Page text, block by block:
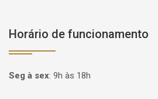
Horário de funcionamento
Seg à sex: 9h às 18h